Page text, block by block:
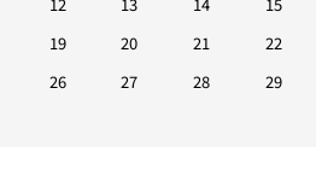
19 20 21
22
26 27 28
29